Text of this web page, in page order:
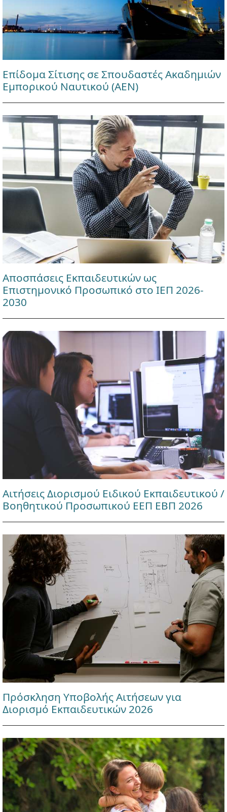
Επίδομα Σίτισης σε Σπουδαστές Ακαδημιών
Εμπορικού Ναυτικού (ΑΕΝ)
Αποσπάσεις Εκπαιδευτικών ως
Επιστημονικό Προσωπικό στο ΙΕΠ 2026-
2030
Αιτήσεις Διορισμού Ειδικού Εκπαιδευτικού /
Βοηθητικού Προσωπικού ΕΕΠ ΕΒΠ 2026
Πρόσκληση Υποβολής Αιτήσεων για
Διορισμό Εκπαιδευτικών 2026